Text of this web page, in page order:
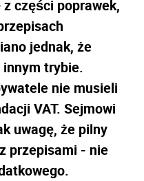
części poprawek,
jednak, że
innym trybie.
nie musieli
VAT. Sejmowi
uwagę, że pilny
przepisami - nie